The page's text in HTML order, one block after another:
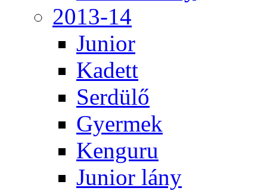
2013-14
Junior
Kadett
Serdülő
Gyermek
Kenguru
Junior lány